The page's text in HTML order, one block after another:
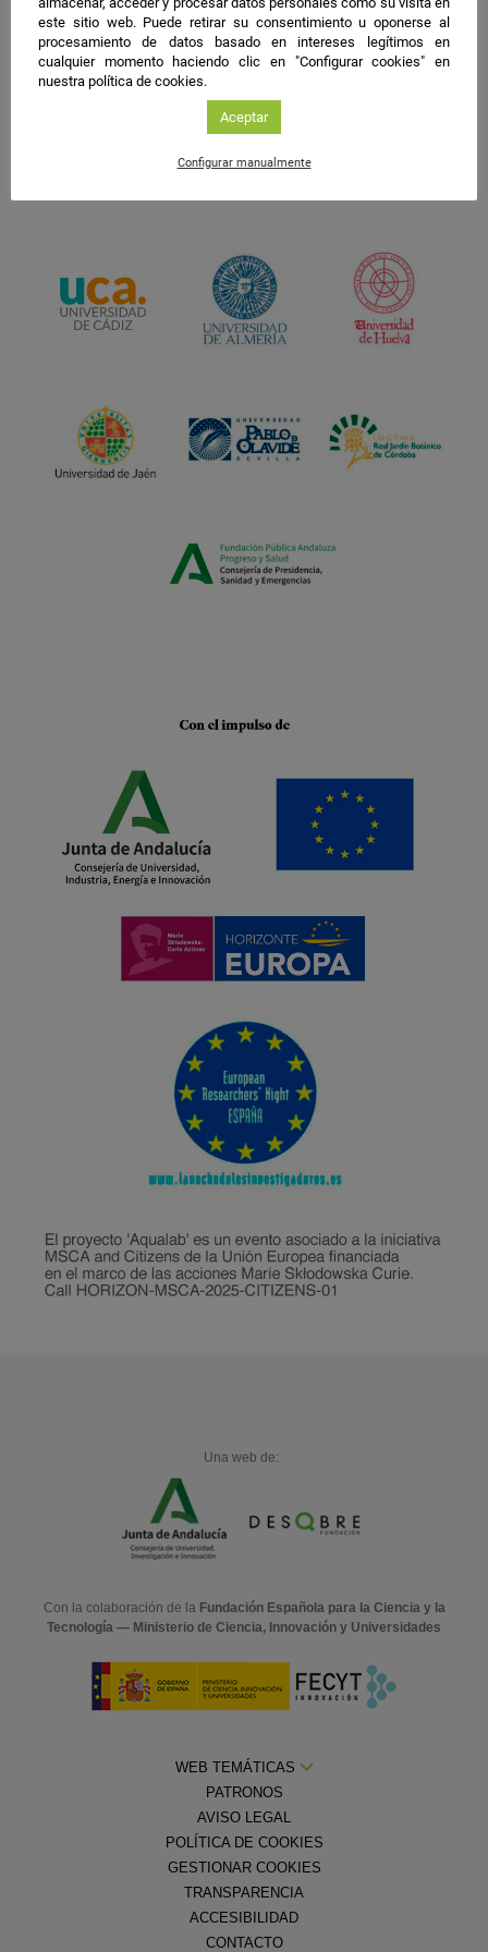
Una web de:
Con la colaboración de la Fundación Española para la Ciencia y la
Tecnología — Ministerio de Ciencia, Innovación y Universidades
WEB TEMÁTICAS
PATRONOS
AVISO LEGAL
POLÍTICA DE COOKIES
GESTIONAR COOKIES
TRANSPARENCIA
ACCESIBILIDAD
CONTACTO
este sitio web. Puede retirar su consentimiento u oponerse al
procesamiento de datos basado en intereses legítimos en
cualquier momento haciendo clic en "Configurar cookies" en
nuestra política de cookies.
Aceptar
Configurar manualmente